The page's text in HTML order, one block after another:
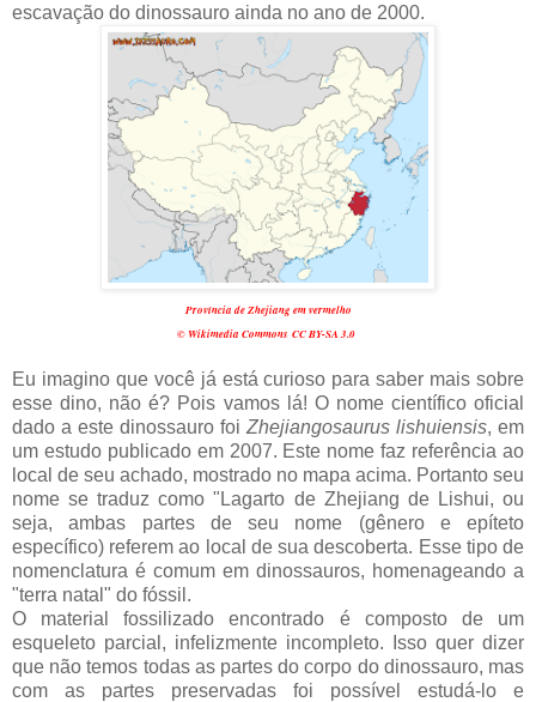
escavação do dinossauro ainda no ano de 2000.
Província de Zhejiang em vermelho
© Wikimedia Commons CC BY-SA 3.0
Eu imagino que você já está curioso para saber mais sobre
esse dino, não é? Pois vamos lá! O nome científico oficial
dado a este dinossauro foi Zhejiangosaurus lishuiensis, em
um estudo publicado em 2007. Este nome faz referência ao
local de seu achado, mostrado no mapa acima. Portanto seu
nome se traduz como "Lagarto de Zhejiang de Lishui, ou
seja, ambas partes de seu nome (gênero e epíteto
específico) referem ao local de sua descoberta. Esse tipo de
nomenclatura é comum em dinossauros, homenageando a
"terra natal" do fóssil.
O material fossilizado encontrado é composto de um
esqueleto parcial, infelizmente incompleto. Isso quer dizer
que não temos todas as partes do corpo do dinossauro, mas
com as partes preservadas foi possível estudá-lo e